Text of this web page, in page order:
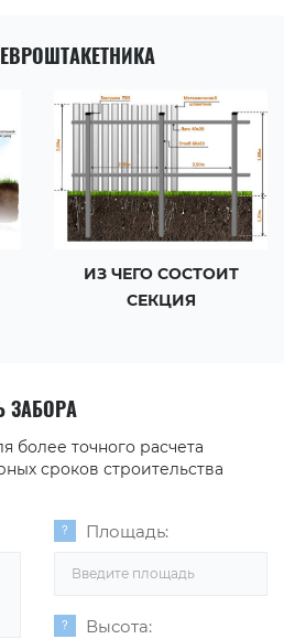
ИЗ ЧЕГО СОСТОИТ
СЕКЦИЯ
ЗАБОРА
более точного расчета
сроков строительства
Площадь:
Высота: